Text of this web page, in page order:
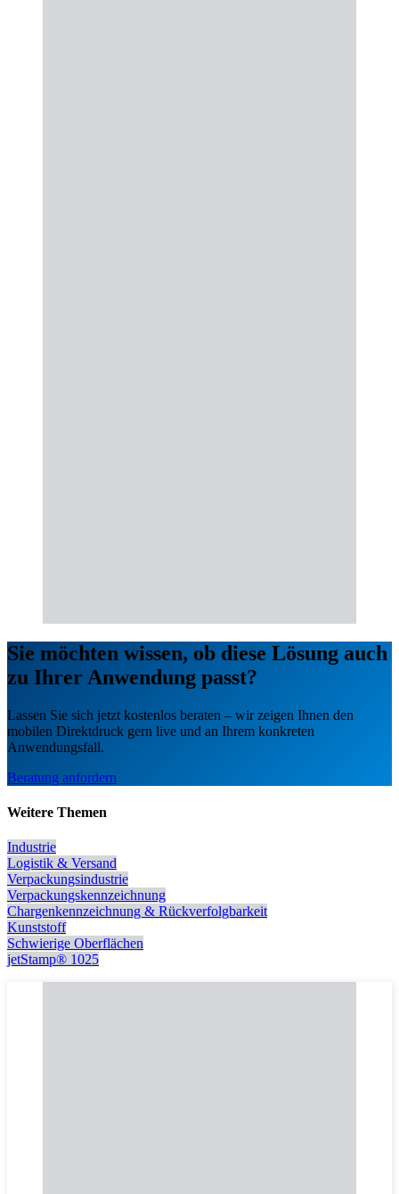
Sie möchten wissen, ob diese Lösung auch
zu Ihrer Anwendung passt?
Lassen Sie sich jetzt kostenlos beraten – wir zeigen Ihnen den
mobilen Direktdruck gern live und an Ihrem konkreten
Anwendungsfall.
Beratung anfordern
Weitere Themen
Industrie
Logistik & Versand
Verpackungsindustrie
Verpackungskennzeichnung
Chargenkennzeichnung & Rückverfolgbarkeit
Kunststoff
Schwierige Oberflächen
jetStamp® 1025